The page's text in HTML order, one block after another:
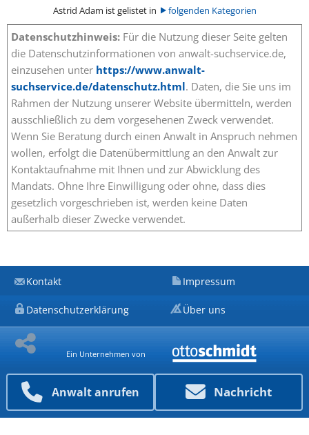
Anwalt anrufen Nachricht
Astrid Adam ist gelistet in folgenden Kategorien
Datenschutzhinweis: Für die Nutzung dieser Seite gelten
die Datenschutzinformationen von anwalt-suchservice.de,
einzusehen unter https://www.anwalt-
suchservice.de/datenschutz.html. Daten, die Sie uns im
Rahmen der Nutzung unserer Website übermitteln, werden
ausschließlich zu dem vorgesehenen Zweck verwendet.
Wenn Sie Beratung durch einen Anwalt in Anspruch nehmen
wollen, erfolgt die Datenübermittlung an den Anwalt zur
Kontaktaufnahme mit Ihnen und zur Abwicklung des
Mandats. Ohne Ihre Einwilligung oder ohne, dass dies
gesetzlich vorgeschrieben ist, werden keine Daten
außerhalb dieser Zwecke verwendet.
Kontakt Impressum
Datenschutzerklärung Über uns
Ein Unternehmen von